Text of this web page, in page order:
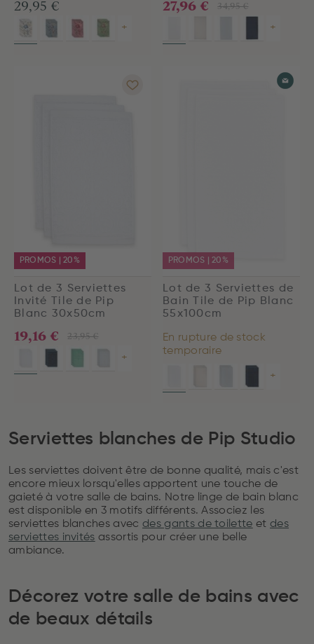
29,95 €
+
34,95 €
27,96 €
+
PROMOS | 20%
Lot de 3 Serviettes
Invité Tile de Pip
Blanc 30x50cm
23,95 €
19,16 €
+
PROMOS | 20%
Lot de 3 Serviettes de
Bain Tile de Pip Blanc
55x100cm
En rupture de stock
temporaire
+
Serviettes blanches de Pip Studio
Les serviettes doivent être de bonne qualité, mais c'est
encore mieux lorsqu'elles apportent une touche de
gaieté à votre salle de bains. Notre linge de bain blanc
est disponible en 3 motifs différents. Associez les
serviettes blanches avec des gants de toilette et des
serviettes invités assortis pour créer une belle
ambiance.
Décorez votre salle de bains avec
de beaux détails